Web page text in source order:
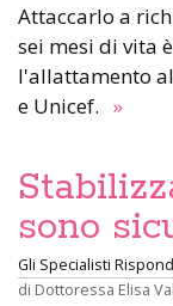
Attaccarlo a
sei mesi di vita
l'allattamento
e Unicef. »
sono
Gli Specialisti
di Dottoressa Elisa